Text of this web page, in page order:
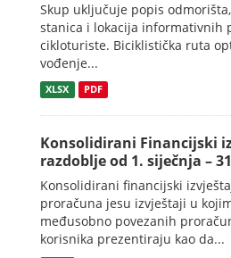
Skup uključuje popis
stanica i lokacija informativnih
cikloturiste. Biciklistička ruta
vođenje...
XLSX PDF
Konsolidirani Financijski
razdoblje od 1. siječnja –
Konsolidirani financijski
proračuna jesu izvještaji u
međusobno povezanih
korisnika prezentiraju kao da...